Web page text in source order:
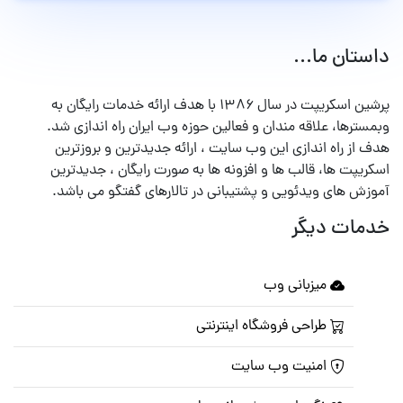
داستان ما...
پرشین اسکریپت در سال ۱۳۸۶ با هدف ارائه خدمات رایگان به
وبمسترها، علاقه مندان و فعالین حوزه وب ایران راه اندازی شد.
هدف از راه اندازی این وب سایت ، ارائه جدیدترین و بروزترین
اسکریپت ها، قالب ها و افزونه ها به صورت رایگان ، جدیدترین
آموزش های ویدئویی و پشتیبانی در تالارهای گفتگو می باشد.
خدمات دیگر
میزبانی وب
طراحی فروشگاه اینترنتی
امنیت وب سایت